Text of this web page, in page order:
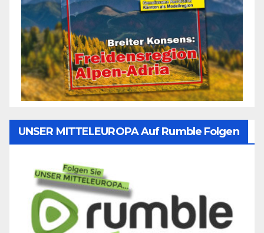
UNSER MITTELEUROPA Auf Rumble Folgen